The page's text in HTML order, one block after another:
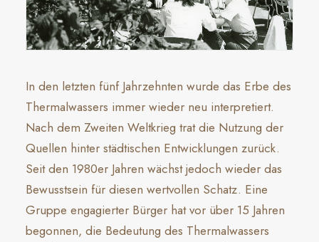
In den letzten fünf Jahrzehnten wurde das Erbe des
Thermalwassers immer wieder neu interpretiert.
Nach dem Zweiten Weltkrieg trat die Nutzung der
Quellen hinter städtischen Entwicklungen zurück.
Seit den 1980er Jahren wächst jedoch wieder das
Bewusstsein für diesen wertvollen Schatz. Eine
Gruppe engagierter Bürger hat vor über 15 Jahren
begonnen, die Bedeutung des Thermalwassers